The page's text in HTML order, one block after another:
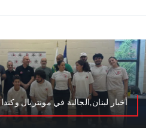
أخبار لبنان,الجالية في مونتريال وكندا